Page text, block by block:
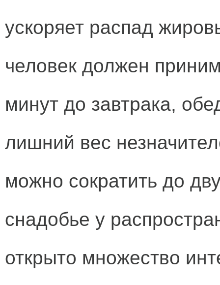
ускоряет распад
человек должен
минут до завтрака,
лишний вес
можно сократить до
снадобье у
открыто множество